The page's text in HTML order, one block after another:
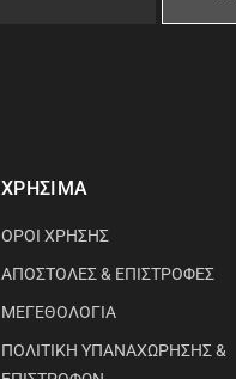
ΧΡΗΣΙΜΑ
ΟΡΟΙ ΧΡΗΣΗΣ
ΑΠΟΣΤΟΛΕΣ & ΕΠΙΣΤΡΟΦΕΣ
ΜΕΓΕΘΟΛΟΓΙΑ
ΠΟΛΙΤΙΚΗ ΥΠΑΝΑΧΩΡΗΣΗΣ &